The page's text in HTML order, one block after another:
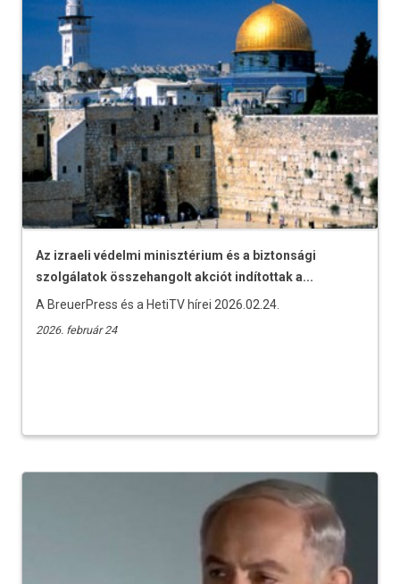
Az izraeli védelmi minisztérium és a biztonsági
szolgálatok összehangolt akciót indítottak a...
A BreuerPress és a HetiTV hírei 2026.02.24.
2026. február 24